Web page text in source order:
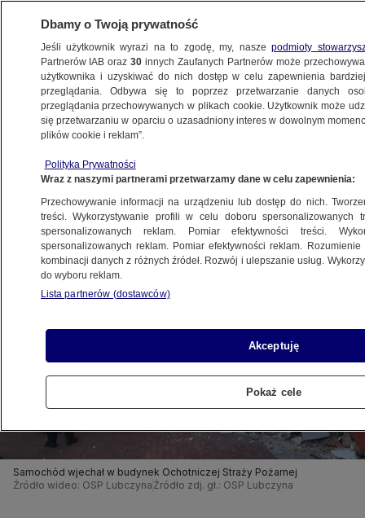
SZCZECIN
12.07.2024, 11:04
Udostępnij
Samochód wjechał w budynek Ochotniczej Straży Pożarnej
Źródło wideo: OSP Lubczyna Źródło zdj. gł.: OSP Lubczyna
Dbamy o Twoją prywatność
Jeśli użytkownik wyrazi na to zgodę, my, naszepodmioty
Partnerów IAB oraz30 innych Zaufanych Partnerów może
użytkownika i uzyskiwać do nich dostęp w celu zapewnienia
przeglądania. Odbywa się to poprzez przetwarzanie danych
przeglądania przechowywanych w plikach cookie. Użytkownik może
się przetwarzaniu w oparciu o uzasadniony interes w dowolnym
plików cookie i reklam”.
Polityka Prywatności
Wraz z naszymi partnerami przetwarzamy dane w celu zapewnienia:
Przechowywanie informacji na urządzeniu lub dostęp do nich.
treści. Wykorzystywanie profili w celu doboru spersonalizowanych
spersonalizowanych reklam. Pomiar efektywności treści.
spersonalizowanych reklam. Pomiar efektywności reklam.
kombinacji danych z różnych źródeł. Rozwój i ulepszanie usług.
do wyboru reklam.
Lista partnerów (dostawców)
Akceptuję
Pokaż cele